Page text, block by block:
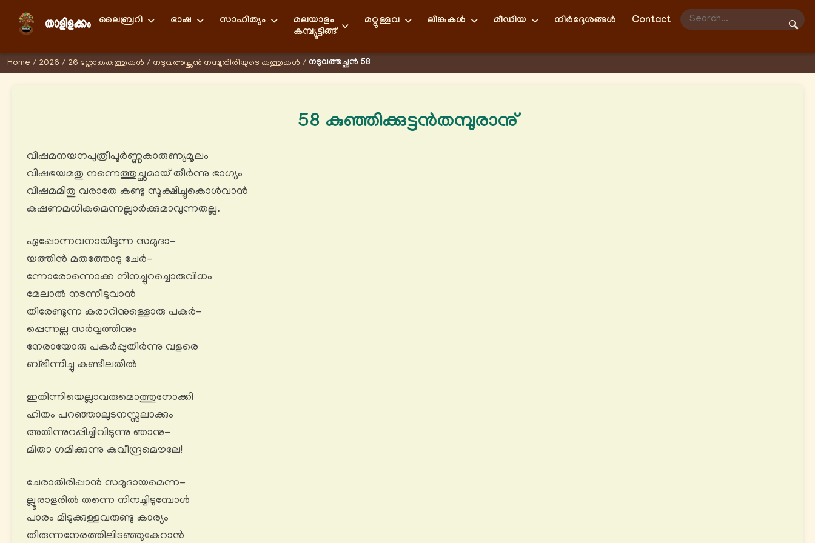
ലൈബ്രറി ഭാഷ സാഹിത്യം
മലയാളം
കമ്പ്യൂട്ടിങ്ങ്
മറ്റുള്ളവ ലിങ്കുകള്‍ മീഡിയ നിർദ്ദേശങ്ങൾ Contact
🔍
Home / 2026 / 26 ശ്ലോകകത്തുകള്‍ / നടുവത്തച്ഛൻ നമ്പൂതിരിയുടെ കത്തുകള്‍ / നടുവത്തച്ഛൻ 58
58 കുഞ്ഞിക്കുട്ടൻതമ്പുരാനു്
വിഷമനയനപുത്രീപൂർണ്ണകാരുണ്യമൂലം
വിഷഭയമതു നന്നെത്തുച്ഛമായ് തീര്‍ന്നു ഭാഗ്യം
വിഷമമിതു വരാതേ കണ്ടു സൂക്ഷിച്ചുകൊൾവാൻ
കഷണമധികമെന്നല്ലാര്‍ക്കുമാവുന്നതല്ല.
ഏപ്പോന്നവനായിടുന്ന സമുദാ-
യത്തിൻ മതത്തോടു ചേർ-
ന്നോരോന്നൊക്ക നിനച്ചുറച്ചൊരുവിധം
മേലാൽ നടന്നീടുവാൻ
തീരേണ്ടുന്ന കരാറിനുള്ളൊരു പകര്‍-
പ്പെന്നല്ല സർവ്വത്തിനും
നേരായോരു പകര്‍പ്പുതീര്‍ന്നു വളരെ
ബ്ഭിന്നിച്ചു കണ്ടീലതിൽ
ഇതിന്നിയെല്ലാവരുമൊത്തുനോക്കി
ഹിതം പറഞ്ഞാലുടനസ്സലാക്കും
അതിന്നുറപ്പിച്ചിവിടുന്നു ഞാനു-
മിതാ ഗമിക്കുന്നു കവീന്ദ്രമൌലേ!
ചേരാതിരിപ്പാൻ സമുദായമെന്ന-
ല്ലൂരാളരിൽ തന്നെ നിനച്ചിടുമ്പോൾ
പാരം മിടുക്കുള്ളവരുണ്ടു കാര്യം
തീരുന്നനേരത്തിലിടഞ്ഞുകേറാൻ